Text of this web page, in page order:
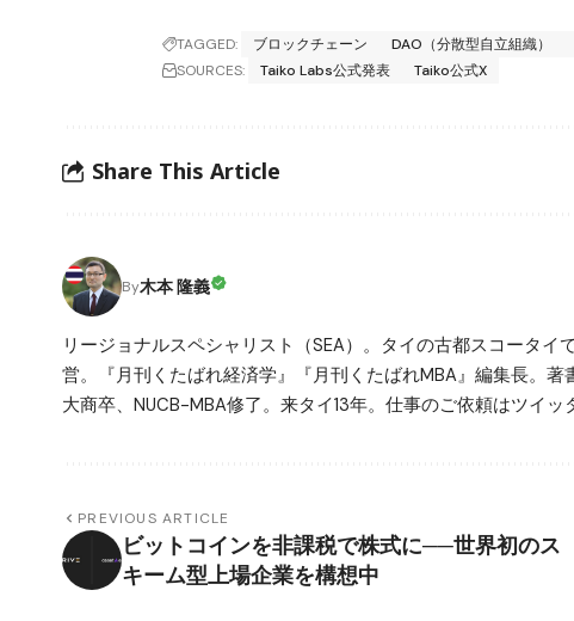
TAGGED: ブロックチェーン DAO（分散型自立組織）
SOURCES:
Taiko Labs公式発表 Taiko公式X
Share This Article
By木本 隆義
リージョナルスペシャリスト（SEA）。タイの古都スコータ
営。『月刊くたばれ経済学』『月刊くたばれMBA』編集長。
大商卒、NUCB-MBA修了。来タイ13年。仕事のご依頼はツイ
PREVIOUS ARTICLE
ビットコインを非課税で株式に──世界初のス
キーム型上場企業を構想中